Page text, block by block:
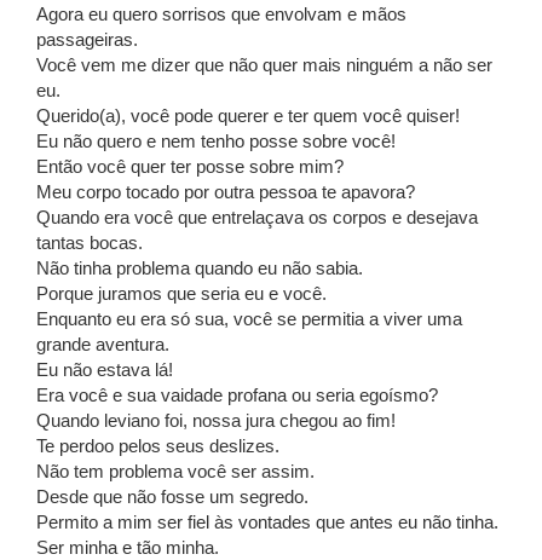
Agora eu quero sorrisos que envolvam e mãos
passageiras.
Você vem me dizer que não quer mais ninguém a não ser
eu.
Querido(a), você pode querer e ter quem você quiser!
Eu não quero e nem tenho posse sobre você!
Então você quer ter posse sobre mim?
Meu corpo tocado por outra pessoa te apavora?
Quando era você que entrelaçava os corpos e desejava
tantas bocas.
Não tinha problema quando eu não sabia.
Porque juramos que seria eu e você.
Enquanto eu era só sua, você se permitia a viver uma
grande aventura.
Eu não estava lá!
Era você e sua vaidade profana ou seria egoísmo?
Quando leviano foi, nossa jura chegou ao fim!
Te perdoo pelos seus deslizes.
Não tem problema você ser assim.
Desde que não fosse um segredo.
Permito a mim ser fiel às vontades que antes eu não tinha.
Ser minha e tão minha.